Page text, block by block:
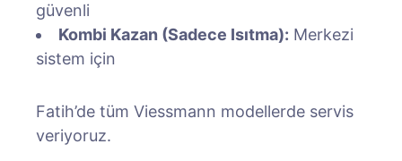
güvenli
Kombi Kazan (Sadece Isıtma): Merkezi
sistem için
Fatih’de tüm Viessmann modellerde servis
veriyoruz.